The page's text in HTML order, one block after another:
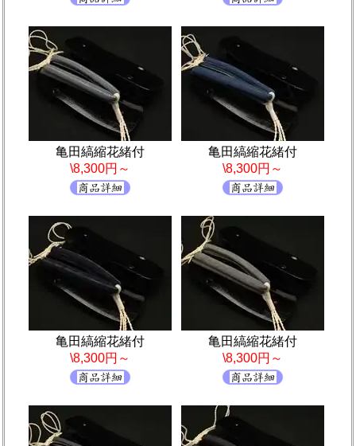
亀田縞縮花緒付
\8,300円～
亀田縞縮花緒付
\8,300円～
亀田縞縮花緒付
\8,300円～
亀田縞縮花緒付
\8,300円～